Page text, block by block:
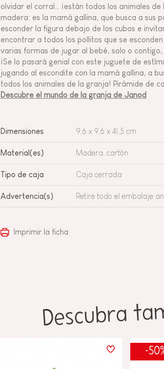
olvidar el corral… ¡están todos los animales
madera: es la mamá gallina, que busca a sus
esconder la figura debajo de los cubos e
encontrar a todos los pollitos que se
varias formas de jugar al bebé, solo o
¡Se lo pasará genial con este juguete de
jugando al escondite con la mamá gallina, a
todos los animales de la granja! Pirámide de
Descubre el mundo de la granja de Janod
Dimensiones 9,6 x 9,6 x 41,5 cm
Material(es) Madera, cartón
Tipo de caja Caja cerrada
Advertencia(s) Retire todo el embalaje
Imprimir la ficha
Descubra
-